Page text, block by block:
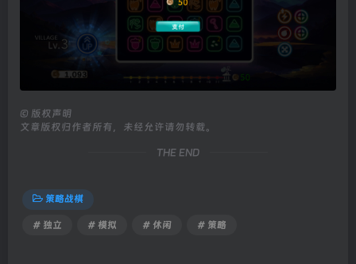
© 版权声明
文章版权归作者所有，未经允许请勿转载。
THE END
策略战棋
# 独立 # 模拟 # 休闲 # 策略